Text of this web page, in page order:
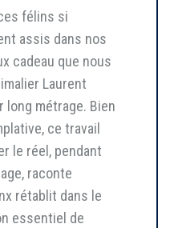
félins si
assis dans nos
cadeau que nous
Laurent
long métrage. Bien
ce travail
le réel, pendant
raconte
rétablit dans le
essentiel de